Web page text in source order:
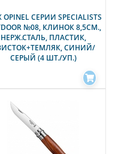
СЕРИИ SPECIALISTS
№08, КЛИНОК 8,5СМ.,
НЕРЖ.СТАЛЬ, ПЛАСТИК,
СИНИЙ/
СЕРЫЙ (4 ШТ./УП.)